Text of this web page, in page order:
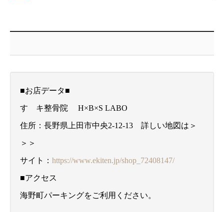
■お店データ■
すゞキ整骨院 H×B×S LABO
住所：長野県上田市中央2-12-13 詳しい地図は＞
＞＞
サイト： https://www.ekiten.jp/shop_72408147/
■アクセス
海野町パーキングをご利用ください。